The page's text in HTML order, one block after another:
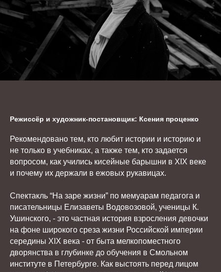
Режиссёр и художник-постановщик: Ксения проценко
Рекомендовано тем, кто любит истории и историю и
не только в учебниках, а также тем, кто задается
вопросом, как учились кисейные барышни в XIX веке
и почему их держали в ежовых рукавицах.
Спектакль “На заре жизни” по мемуарам педагога и
писательницы Елизаветы Водовозовой, ученицы К.
Ушинского, - это частная история взросления девочки
на фоне широкого среза жизни Российской империи
середины XIX века - от быта мелкопоместного
дворянства в глубинке до обучения в Смольном
институте в Петербурге. Как выстоять перед лицом